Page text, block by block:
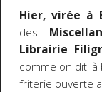
Hier, virée à
des
Librairie
comme on dit
friterie ouverte